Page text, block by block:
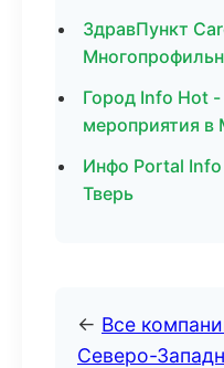
ЗдравПункт
Город Info Hot
мероприятия в
Инфо Portal
Тверь
← Все
Северо-